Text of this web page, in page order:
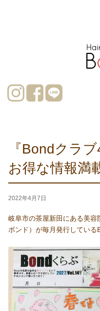
『Bondクラ
お得な情報満
2022年4月7日
岐阜市の茶屋新田にある美
ボンド）が毎月発行している